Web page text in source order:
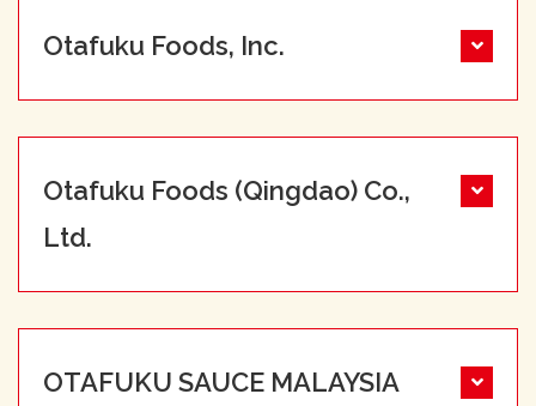
Otafuku Foods, Inc.
Otafuku Foods (Qingdao) Co.,
Ltd.
OTAFUKU SAUCE MALAYSIA